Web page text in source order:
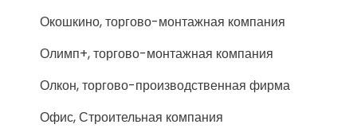
Окошкино, торгово-монтажная компания
Олимп+, торгово-монтажная компания
Олкон, торгово-производственная фирма
Офис, Строительная компания